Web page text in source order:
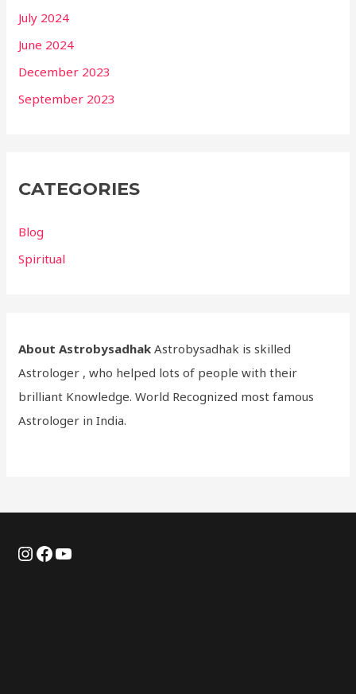
July 2024
June 2024
December 2023
September 2023
CATEGORIES
Blog
Spiritual
About Astrobysadhak Astrobysadhak is skilled
Astrologer , who helped lots of people with their
brilliant Knowledge. World Recognized most famous
Astrologer in India.